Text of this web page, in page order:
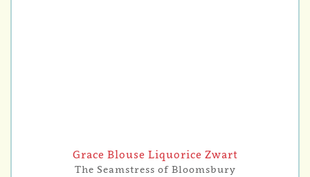
Grace Blouse Liquorice Zwart
The Seamstress of Bloomsbury